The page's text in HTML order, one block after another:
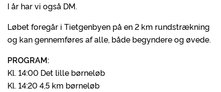
I år har vi også DM.
Løbet foregår i Tietgenbyen på en 2 km rundstrækning
og kan gennemføres af alle, både begyndere og øvede.
PROGRAM:
Kl. 14:00 Det lille børneløb
Kl. 14:20 4,5 km børneløb